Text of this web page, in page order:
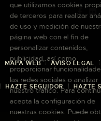
MAPA WEB AVISO LEGAL
HAZTE SEGUIDOR HAZTE
que utilizamos cookies
de terceros para realizar
de uso y medición de
página web con el fin de
personalizar contenidos,
publicidad, así como
proporcionar
las redes sociales o analizar
nuestro tráfico. Para
acepta la configuración de
nuestras cookies. Puede